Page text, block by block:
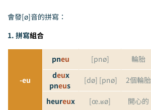
會發[ø]音的拼寫：
1. 拼寫組合
-eu
pneu [pnø]
輪胎
deux
pneus
[dø] [pnø] 2個輪胎
heureux [œ.ʁø] 開心的